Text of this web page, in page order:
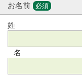
お名前 必須
姓
名